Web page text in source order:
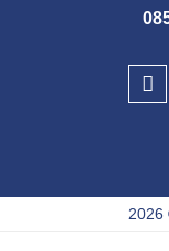
2026